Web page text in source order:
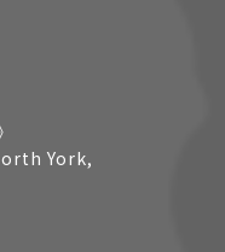
York,